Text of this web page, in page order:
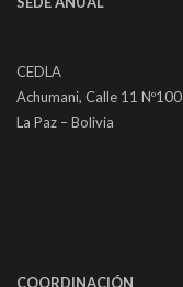
CEDLA
Achumani, Calle 11 Nº100
La Paz – Bolivia
COORDINACIÓN